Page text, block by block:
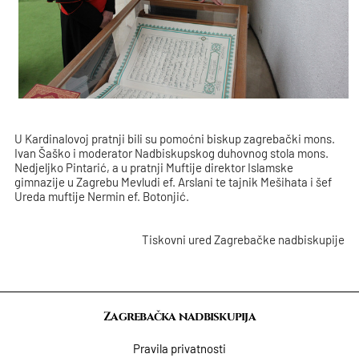
U Kardinalovoj pratnji bili su pomoćni biskup zagrebački mons.
Ivan Šaško i moderator Nadbiskupskog duhovnog stola mons.
Nedjeljko Pintarić, a u pratnji Muftije direktor Islamske
gimnazije u Zagrebu Mevludi ef. Arslani te tajnik Mešihata i šef
Ureda muftije Nermin ef. Botonjić.
Tiskovni ured Zagrebačke nadbiskupije
Zagrebačka nadbiskupija
Pravila privatnosti